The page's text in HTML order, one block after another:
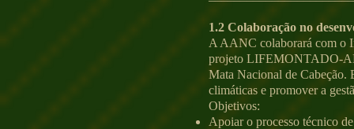
1.2 Colaboração no
A AANC colaborará com o
projeto LIFEMONTADO-
Mata Nacional de Cabeção.
climáticas e promover a
Objetivos:
Apoiar o processo técnico